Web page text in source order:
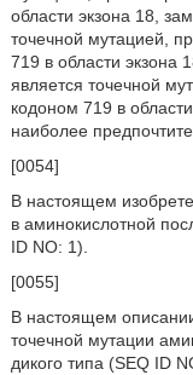
области экзона 18,
точечной мутацией,
719 в области экзона
является точечной
кодоном 719 в
наиболее
[0054]
В настоящем
в аминокислотной
ID NO: 1).
[0055]
В настоящем
точечной мутации
дикого типа (SEQ ID